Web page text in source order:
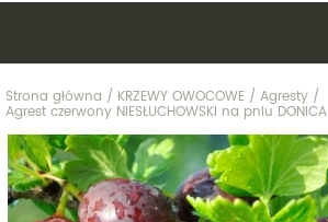
Strona główna / KRZEWY OWOCOWE / Agresty /
Agrest czerwony NIESŁUCHOWSKI na pniu DONICA